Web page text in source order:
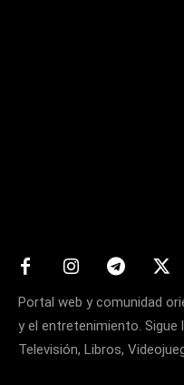
Portal web y comunidad
y el entretenimiento. Sigue
Televisión, Libros,